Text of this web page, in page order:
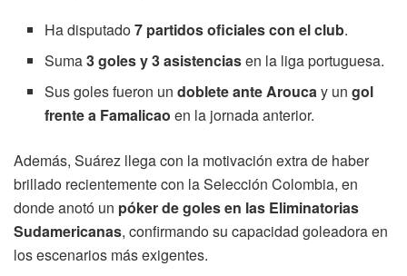
Ha disputado7 partidos oficiales con el club.
Suma3 goles y 3 asistenciasen la liga portuguesa.
Sus goles fueron undoblete ante Arouca y ungol
frente a Famalicao en la jornada anterior.
Además, Suárez llega con la motivación extra de haber
brillado recientemente con la Selección Colombia, en
donde anotó un póker de goles en las Eliminatorias
Sudamericanas, confirmando su capacidad goleadora en
los escenarios más exigentes.